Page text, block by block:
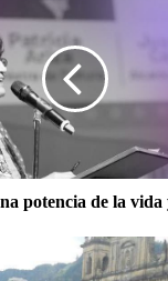
potencia de la